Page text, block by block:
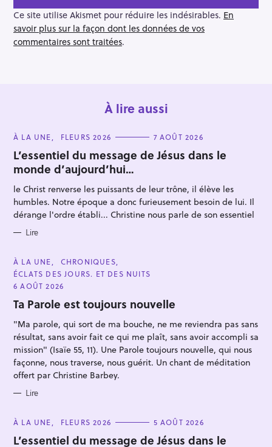
g
a
t
i
Ce site utilise Akismet pour réduire les indésirables. En
savoir plus sur la façon dont les données de vos
commentaires sont traitées.
À lire aussi
C
T
E
G
O
R
I
E
S
À LA UNE FLEURS 2026 7 AOÛT 2026
L’essentiel du message de Jésus dans le
monde d’aujourd’hui…
le Christ renverse les puissants de leur trône, il élève les
humbles. Notre époque a donc furieusement besoin de lui. Il
dérange l'ordre établi... Christine nous parle de son essentiel
Lire
C
A
T
E
G
O
R
E
À LA UNE
CHRONIQUES
ÉCLATS DES JOURS. ET DES NUITS
6 AOÛT 2026
Ta Parole est toujours nouvelle
"Ma parole, qui sort de ma bouche, ne me reviendra pas sans
résultat, sans avoir fait ce qui me plaît, sans avoir accompli sa
mission" (Isaïe 55, 11). Une Parole toujours nouvelle, qui nous
façonne, nous traverse, nous guérit. Un chant de méditation
offert par Christine Barbey.
Lire
C
T
À LA UNE FLEURS 2026 5 AOÛT 2026
L’essentiel du message de Jésus dans le
R
e
h
e
r
c
h
e
r